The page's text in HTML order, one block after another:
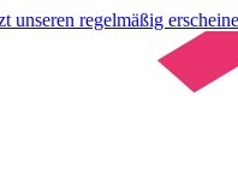
unseren regelmäßig